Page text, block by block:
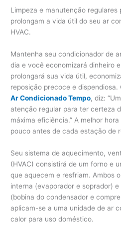
Limpeza e manutenção regulares
prolongam a vida útil do seu ar
HVAC.
Mantenha seu condicionador de
dia e você economizará dinheiro
prolongará sua vida útil,
reposição precoce e dispendiosa.
Ar Condicionado Tempo, diz:
atenção regular para ter certeza
máxima eficiência.” A melhor
pouco antes de cada estação de
Seu sistema de aquecimento,
(HVAC) consistirá de um forno e
que aquecem e resfriam. Ambos
interna (evaporador e soprador)
(bobina do condensador e
aplicam-se a uma unidade de ar
calor para uso doméstico.